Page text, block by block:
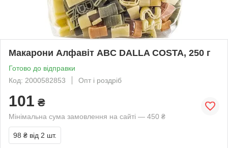
Макарони Алфавіт ABC DALLA COSTA, 250 г
Готово до відправки
Код: 2000582853
Опт і роздріб
101 ₴
Мінімальна сума замовлення на сайті — 450 ₴
98 ₴ від 2 шт.